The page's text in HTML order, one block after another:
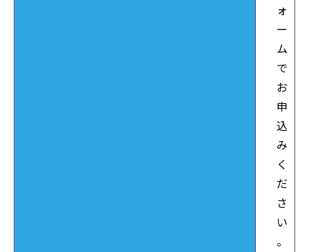
ォ
ー
ム
で
お
申
込
み
く
だ
さ
い
。